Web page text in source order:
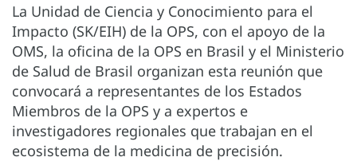
La Unidad de Ciencia y Conocimiento para el
Impacto (SK/EIH) de la OPS, con el apoyo de la
OMS, la oficina de la OPS en Brasil y el Ministerio
de Salud de Brasil organizan esta reunión que
convocará a representantes de los Estados
Miembros de la OPS y a expertos e
investigadores regionales que trabajan en el
ecosistema de la medicina de precisión.